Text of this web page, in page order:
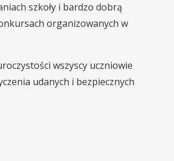
szkoły i bardzo dobrą
organizowanych w
wszyscy uczniowie
udanych i bezpiecznych